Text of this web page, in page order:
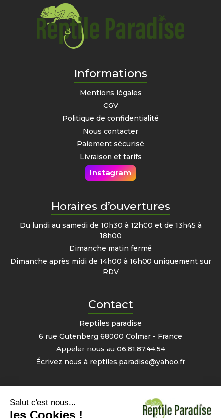
Informations
Mentions légales
CGV
Politique de confidentialité
Nous contacter
Paiement sécurisé
Livraison et tarifs
Instagram
Horaires d’ouvertures
Du lundi au samedi de 10h30 à 12h00 et de 13h45 à
18h00
Dimanche matin fermé
Dimanche après midi de 14h00 à 16h00 uniquement sur
RDV
Contact
Reptiles paradise
6 rue Gutenberg 68000 Colmar - France
Appeler nous au 06.81.87.44.54
Écrivez nous à reptiles.paradise@yahoo.fr
Informations personnelles